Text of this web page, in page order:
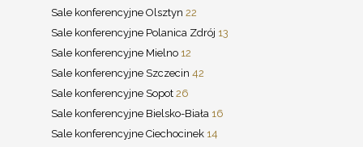
Sale konferencyjne Olsztyn 22
Sale konferencyjne Polanica Zdrój 13
Sale konferencyjne Mielno 12
Sale konferencyjne Szczecin 42
Sale konferencyjne Sopot 26
Sale konferencyjne Bielsko-Biała 16
Sale konferencyjne Ciechocinek 14